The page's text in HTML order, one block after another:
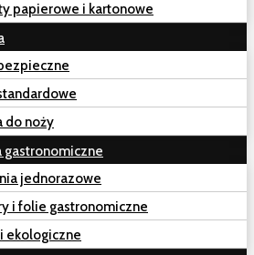
papierowe i kartonowe
do noży
gastronomiczne
jednorazowe
i folie gastronomiczne
ekologiczne